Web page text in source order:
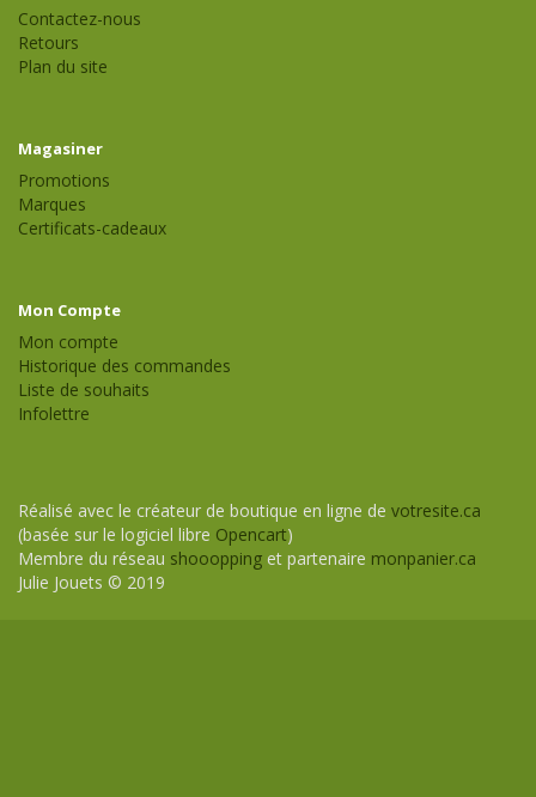
Contactez-nous
Retours
Plan du site
Magasiner
Promotions
Marques
Certificats-cadeaux
Mon Compte
Mon compte
Historique des commandes
Liste de souhaits
Infolettre
Réalisé avec le créateur de boutique en ligne de votresite.ca
(basée sur le logiciel libre Opencart)
Membre du réseau shooopping et partenaire monpanier.ca
Julie Jouets © 2019